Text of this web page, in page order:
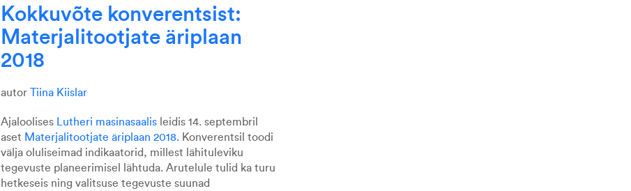
Kokkuvõte konverentsist:
Materjalitootjate äriplaan
2018
autor Tiina Kiislar
Ajaloolises Lutheri masinasaalisleidis 14. septembril
aset Materjalitootjate äriplaan 2018.Konverentsil toodi
välja oluliseimad indikaatorid, millest lähituleviku
tegevuste planeerimisel lähtuda. Arutelule tulid ka turu
hetkeseis ning valitsuse tegevuste suunad